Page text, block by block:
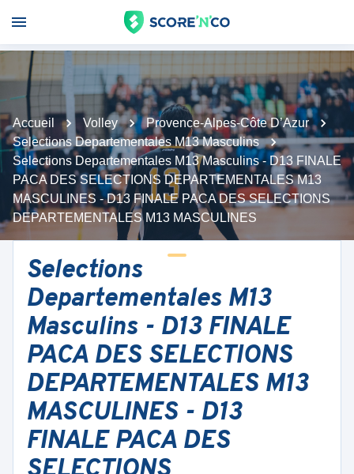
Accueil Volley
Provence-Alpes-Côte D’Azur
Selections Departementales M13 Masculins
Selections Departementales M13 Masculins - D13 FINALE
PACA DES SELECTIONS DEPARTEMENTALES M13
MASCULINES - D13 FINALE PACA DES SELECTIONS
DEPARTEMENTALES M13 MASCULINES
Selections
Departementales M13
Masculins - D13 FINALE
PACA DES SELECTIONS
DEPARTEMENTALES M13
MASCULINES - D13
FINALE PACA DES